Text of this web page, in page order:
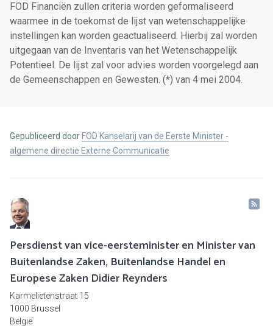
FOD Financiën zullen criteria worden geformaliseerd
waarmee in de toekomst de lijst van wetenschappelijke
instellingen kan worden geactualiseerd. Hierbij zal worden
uitgegaan van de Inventaris van het Wetenschappelijk
Potentieel. De lijst zal voor advies worden voorgelegd aan
de Gemeenschappen en Gewesten. (*) van 4 mei 2004.
Gepubliceerd door FOD Kanselarij van de Eerste Minister -
algemene directie Externe Communicatie
Persdienst van vice-eersteminister en Minister van
Buitenlandse Zaken, Buitenlandse Handel en
Europese Zaken Didier Reynders
Karmelietenstraat 15
1000 Brussel
België